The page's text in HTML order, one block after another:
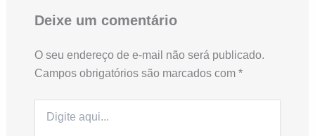
Deixe um comentário
O seu endereço de e-mail não será publicado.
Campos obrigatórios são marcados com *
aqui...